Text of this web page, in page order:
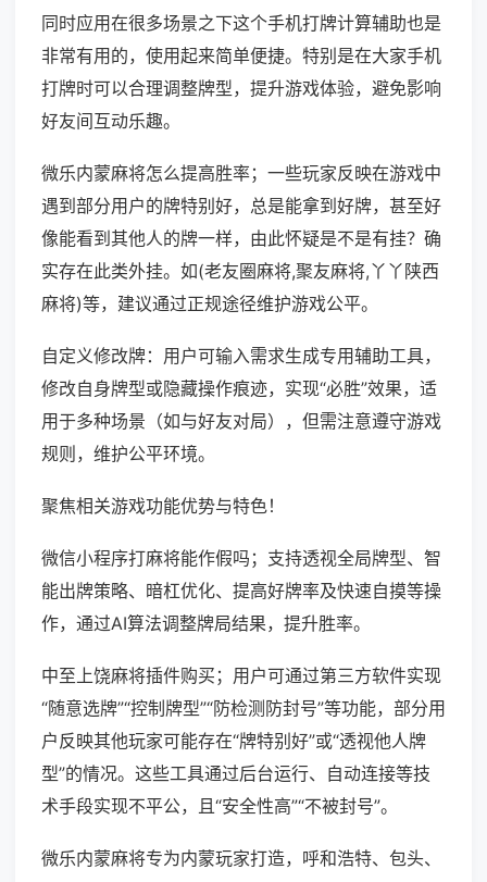
同时应用在很多场景之下这个手机打牌计算辅助也是
非常有用的，使用起来简单便捷。特别是在大家手机
打牌时可以合理调整牌型，提升游戏体验，避免影响
好友间互动乐趣。
微乐内蒙麻将怎么提高胜率；一些玩家反映在游戏中
遇到部分用户的牌特别好，总是能拿到好牌，甚至好
像能看到其他人的牌一样，由此怀疑是不是有挂？确
实存在此类外挂。如(老友圈麻将,聚友麻将,丫丫陕西
麻将)等，建议通过正规途径维护游戏公平。
自定义修改牌：用户可输入需求生成专用辅助工具，
修改自身牌型或隐藏操作痕迹，实现“必胜”效果，适
用于多种场景（如与好友对局），但需注意遵守游戏
规则，维护公平环境。
聚焦相关游戏功能优势与特色！
微信小程序打麻将能作假吗；支持透视全局牌型、智
能出牌策略、暗杠优化、提高好牌率及快速自摸等操
作，通过AI算法调整牌局结果，提升胜率。
中至上饶麻将插件购买；用户可通过第三方软件实现
“随意选牌”“控制牌型”“防检测防封号”等功能，部分用
户反映其他玩家可能存在“牌特别好”或“透视他人牌
型”的情况。这些工具通过后台运行、自动连接等技
术手段实现不平公，且“安全性高”“不被封号”。
微乐内蒙麻将专为内蒙玩家打造，呼和浩特、包头、